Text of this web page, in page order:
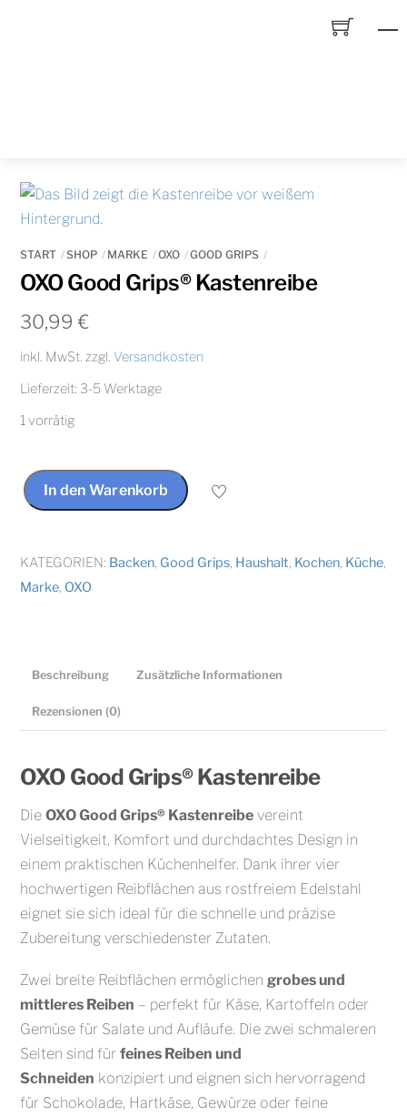
START SHOP MARKE OXO GOOD GRIPS
OXO Good Grips® Kastenreibe
30,99€
inkl. MwSt. zzgl. Versandkosten
Lieferzeit: 3-5 Werktage
1 vorrätig
OXO
In den Warenkorb
KATEGORIEN: Backen, Good Grips, Haushalt, Kochen, Küche,
Marke, OXO
Beschreibung Zusätzliche Informationen
Rezensionen (0)
OXO Good Grips® Kastenreibe
DieOXO Good Grips® Kastenreibe vereint
Vielseitigkeit, Komfort und durchdachtes Design in
einem praktischen Küchenhelfer. Dank ihrer vier
hochwertigen Reibflächen aus rostfreiem Edelstahl
eignet sie sich ideal für die schnelle und präzise
Zubereitung verschiedenster Zutaten.
Zwei breite Reibflächen ermöglichengrobes und
mittleres Reiben – perfekt für Käse, Kartoffeln oder
Gemüse für Salate und Aufläufe. Die zwei schmaleren
Seiten sind fürfeines Reiben und
Schneiden konzipiert und eignen sich hervorragend
für Schokolade, Hartkäse, Gewürze oder feine